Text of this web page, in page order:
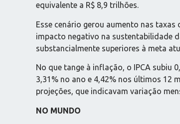
equivalente a R$ 8,9 trilhões.
Esse cenário gerou aumento nas
impacto negativo na sustentabilidade
substancialmente superiores à meta
No que tange à inflação, o IPCA subiu
3,31% no ano e 4,42% nos últimos 12
projeções, que indicavam variação
NO MUNDO